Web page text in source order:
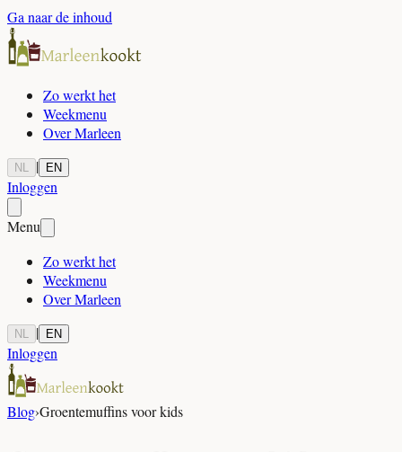
Ga naar de inhoud
Zo werkt het
Weekmenu
Over Marleen
NL | EN
Inloggen
Menu
Zo werkt het
Weekmenu
Over Marleen
NL | EN
Inloggen
Blog›Groentemuffins voor kids